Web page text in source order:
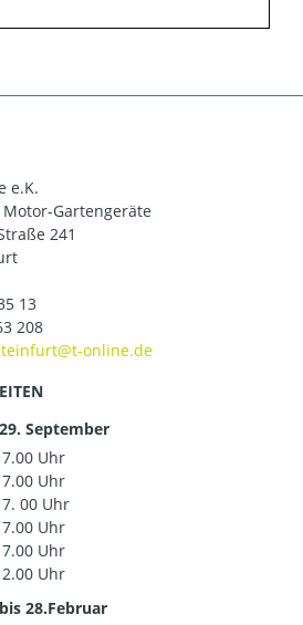
e.K.
Motor-Gartengeräte
241
13
208
September
Uhr
Uhr
00 Uhr
Uhr
Uhr
Uhr
28.Februar